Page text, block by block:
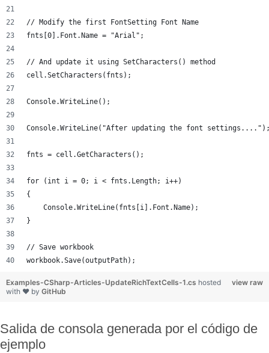
// Modify the first FontSetting Font Name
fnts[0].Font.Name = "Arial";
// And update it using SetCharacters() method
cell.SetCharacters(fnts);
Console.WriteLine();
Console.WriteLine("After updating the font
fnts = cell.GetCharacters();
for (int i = 0; i < fnts.Length; i++)
{
    Console.WriteLine(fnts[i].Font.Name);
}
// Save workbook
workbook.Save(outputPath);
view raw
Examples-CSharp-Articles-UpdateRichTextCells-1.cs hosted
with ❤ by GitHub
Salida de consola generada por el código de
ejemplo